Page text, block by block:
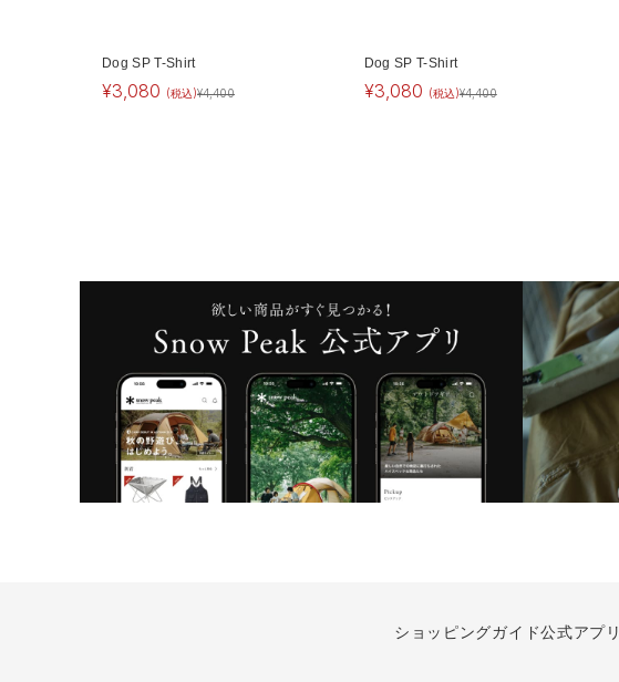
Dog SP T-Shirt
¥3,080 (税込)¥4,400
Dog SP T-Shirt
¥3,080 (税込)¥4,400
ショッピングガイド公式アプリ